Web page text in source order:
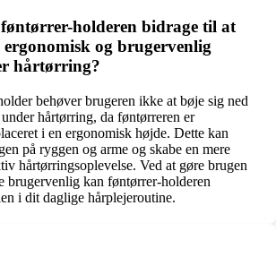
holderen bidrage til at
ergonomisk og brugervenlig
hårtørring?
behøver brugeren ikke at bøje sig ned
hårtørring, da føntørreren er
i en ergonomisk højde. Dette kan
på ryggen og arme og skabe en mere
hårtørringsoplevelse. Ved at gøre brugen
brugervenlig kan føntørrer-holderen
i dit daglige hårplejeroutine.